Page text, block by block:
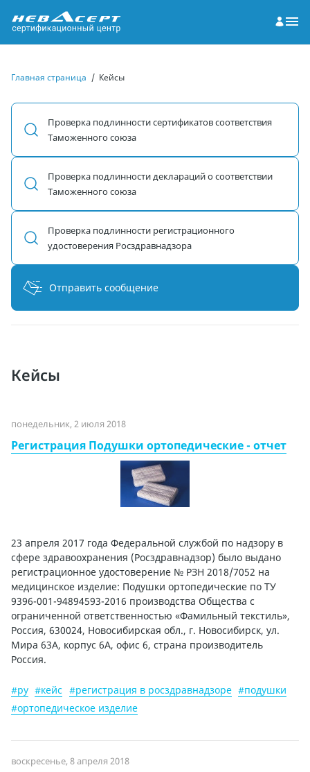
Главная страница / Кейсы
Проверка подлинности сертификатов соответствия
Таможенного союза
Проверка подлинности деклараций о соответствии
Таможенного союза
Проверка подлинности регистрационного
удостоверения Росздравнадзора
Отправить сообщение
Кейсы
понедельник, 2 июля 2018
Регистрация Подушки ортопедические - отчет
23 апреля 2017 года Федеральной службой по надзору в
сфере здравоохранения (Росздравнадзор) было выдано
регистрационное удостоверение № РЗН 2018/7052 на
медицинское изделие: Подушки ортопедические по ТУ
9396-001-94894593-2016 производства Общества с
ограниченной ответственностью «Фамильный текстиль»,
Россия, 630024, Новосибирская обл., г. Новосибирск, ул.
Мира 63А, корпус 6А, офис 6, страна производитель
Россия.
#ру #кейс #регистрация в росздравнадзоре #подушки
#ортопедическое изделие
воскресенье, 8 апреля 2018